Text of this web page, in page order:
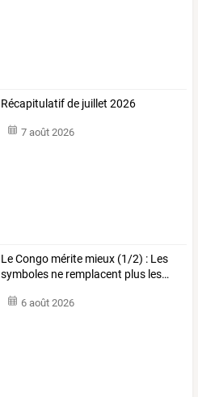
Récapitulatif de juillet 2026
7 août 2026
LeCongo mérite mieux (1/2) : Les
symboles ne remplacent plus les…
6 août 2026